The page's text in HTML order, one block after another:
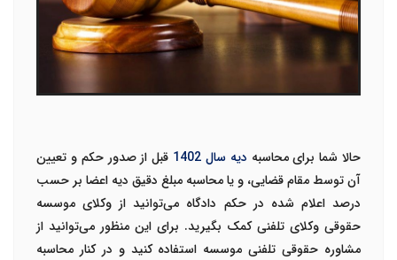
حالا شما برای محاسبه دیه سال 1402
قبل از صدور حکم و تعیین
آن توسط مقام قضایی، و یا محاسبه مبلغ دقیق دیه اعضا بر حسب
درصد اعلام شده در حکم دادگاه می‌توانید از وکلای موسسه
حقوقی وکلای تلفنی کمک بگیرید. برای این منظور می‌توانید از
مشاوره حقوقی تلفنی موسسه استفاده کنید و در کنار محاسبه